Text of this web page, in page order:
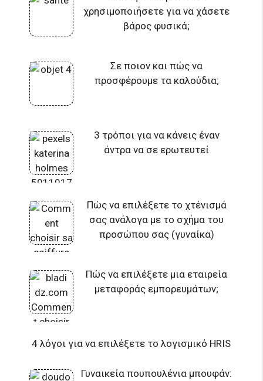
χρησιμοποιήσετε για να χάσετε
βάρος φυσικά;
Σε ποιον και πώς να
προσφέρουμε τα καλούδια;
3 τρόποι για να κάνεις έναν
άντρα να σε ερωτευτεί
Πώς να επιλέξετε το χτένισμά
σας ανάλογα με το σχήμα του
προσώπου σας (γυναίκα)
Πώς να επιλέξετε μια εταιρεία
μεταφοράς εμπορευμάτων;
4 λόγοι για να επιλέξετε το λογισμικό HRIS
Γυναικεία πουπουλένια μπουφάν: